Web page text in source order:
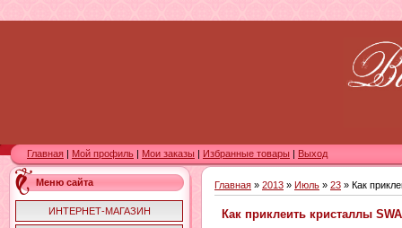
Главная | Мой профиль | Мои заказы | Избранные товары | Выход
Меню сайта
ИНТЕРНЕТ-МАГАЗИН
Главная » 2013 » Июль » 23 » Как
Как приклеить кристаллы